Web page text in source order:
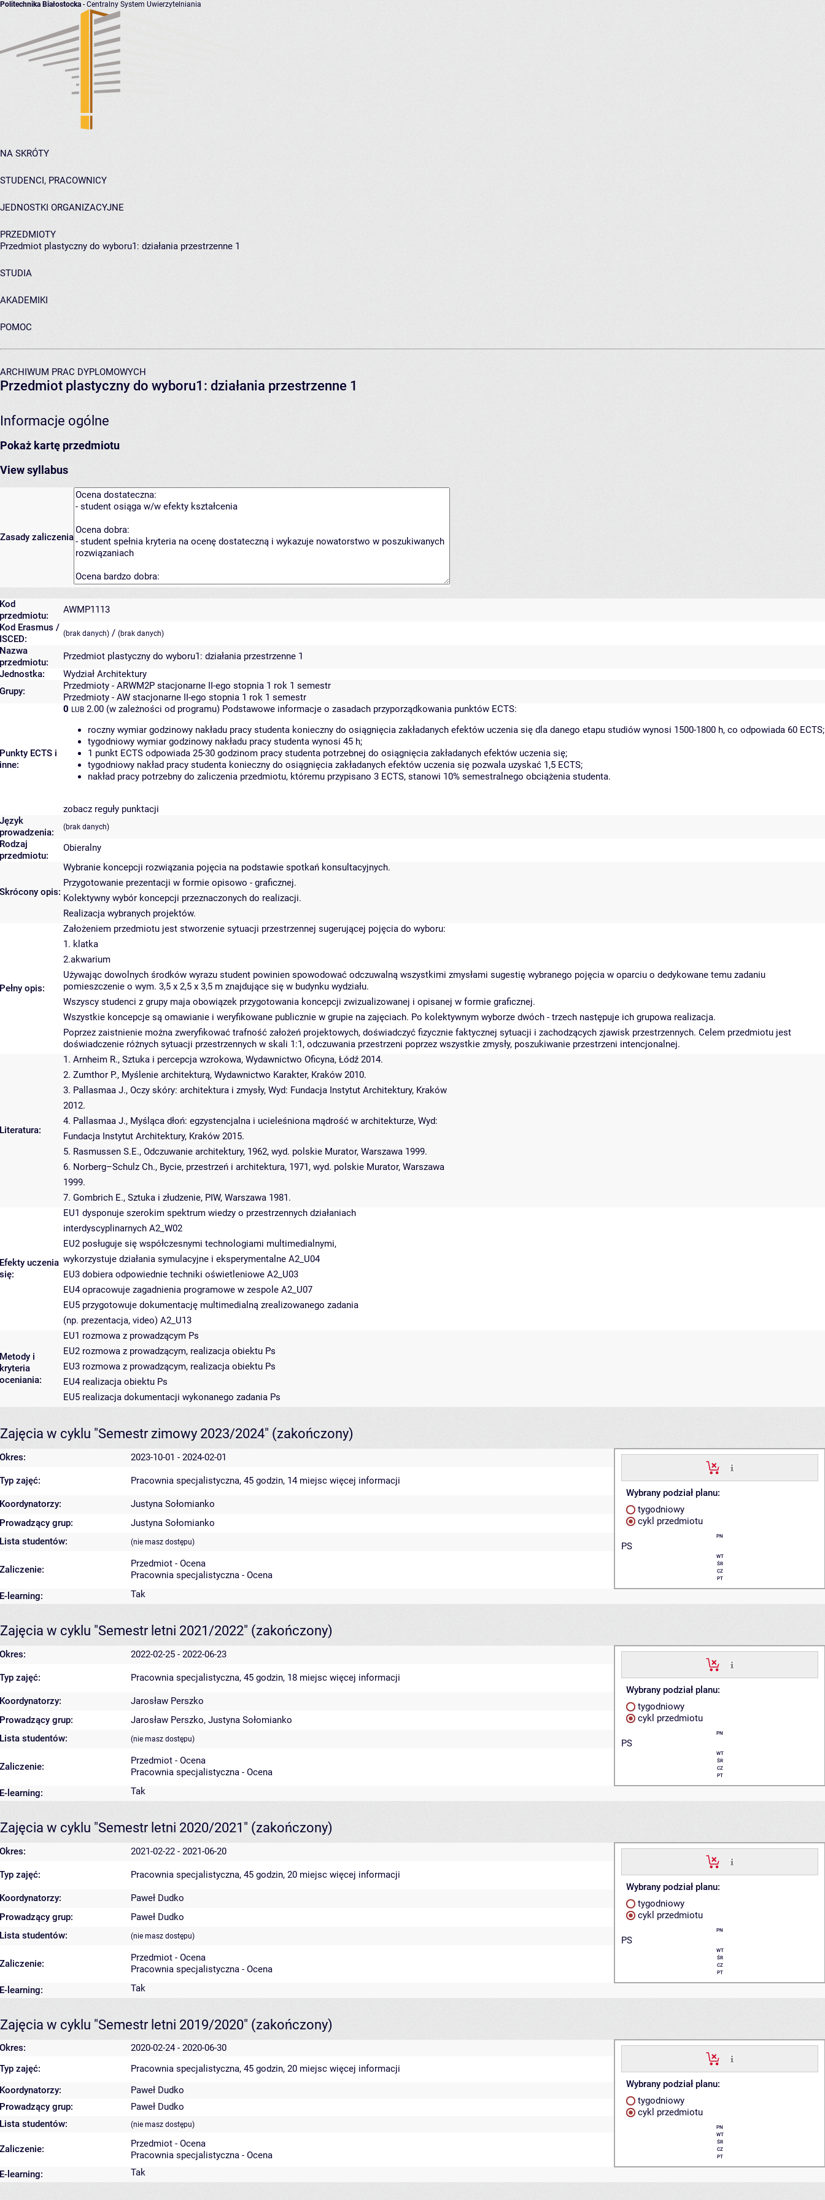
Politechnika Białostocka - Centralny System Uwierzytelniania
NA SKRÓTY
STUDENCI, PRACOWNICY
JEDNOSTKI ORGANIZACYJNE
PRZEDMIOTY
Przedmiot plastyczny do wyboru1: działania przestrzenne 1
STUDIA
AKADEMIKI
POMOC
ARCHIWUM PRAC DYPLOMOWYCH
Przedmiot plastyczny do wyboru1: działania przestrzenne 1
Informacje ogólne
Pokaż kartę przedmiotu
View syllabus
Zasady zaliczenia
Kod
przedmiotu:
AWMP1113
Kod Erasmus /
ISCED:
(brak danych) / (brak danych)
Nazwa
przedmiotu:
Przedmiot plastyczny do wyboru1: działania przestrzenne 1
Jednostka:
Wydział Architektury
Grupy:
Przedmioty - ARWM2P stacjonarne II-ego stopnia 1 rok 1 semestr
Przedmioty - AW stacjonarne II-ego stopnia 1 rok 1 semestr
Punkty ECTS i
inne:
0 LUB 2.00 (w zależności od programu) Podstawowe informacje o zasadach przyporządkowania punktów ECTS:
roczny wymiar godzinowy nakładu pracy studenta konieczny do osiągnięcia zakładanych efektów uczenia się dla danego etapu studiów wynosi 1500-1800 h, co odpowiada 60 ECTS;
tygodniowy wymiar godzinowy nakładu pracy studenta wynosi 45 h;
1 punkt ECTS odpowiada 25-30 godzinom pracy studenta potrzebnej do osiągnięcia zakładanych efektów uczenia się;
tygodniowy nakład pracy studenta konieczny do osiągnięcia zakładanych efektów uczenia się pozwala uzyskać 1,5 ECTS;
nakład pracy potrzebny do zaliczenia przedmiotu, któremu przypisano 3 ECTS, stanowi 10% semestralnego obciążenia studenta.
zobacz reguły punktacji
Język
prowadzenia:
(brak danych)
Rodzaj
przedmiotu:
Obieralny
Skrócony opis:
Wybranie koncepcji rozwiązania pojęcia na podstawie spotkań konsultacyjnych.
Przygotowanie prezentacji w formie opisowo - graficznej.
Kolektywny wybór koncepcji przeznaczonych do realizacji.
Realizacja wybranych projektów.
Pełny opis:
Założeniem przedmiotu jest stworzenie sytuacji przestrzennej sugerującej pojęcia do wyboru:
1. klatka
2.akwarium
Używając dowolnych środków wyrazu student powinien spowodować odczuwalną wszystkimi zmysłami sugestię wybranego pojęcia w oparciu o dedykowane temu zadaniu
pomieszczenie o wym. 3,5 x 2,5 x 3,5 m znajdujące się w budynku wydziału.
Wszyscy studenci z grupy maja obowiązek przygotowania koncepcji zwizualizowanej i opisanej w formie graficznej.
Wszystkie koncepcje są omawianie i weryfikowane publicznie w grupie na zajęciach. Po kolektywnym wyborze dwóch - trzech następuje ich grupowa realizacja.
Poprzez zaistnienie można zweryfikować trafność założeń projektowych, doświadczyć fizycznie faktycznej sytuacji i zachodzących zjawisk przestrzennych. Celem przedmiotu jest
doświadczenie różnych sytuacji przestrzennych w skali 1:1, odczuwania przestrzeni poprzez wszystkie zmysły, poszukiwanie przestrzeni intencjonalnej.
Literatura:
1. Arnheim R., Sztuka i percepcja wzrokowa, Wydawnictwo Oficyna, Łódź 2014.
2. Zumthor P., Myślenie architekturą, Wydawnictwo Karakter, Kraków 2010.
3. Pallasmaa J., Oczy skóry: architektura i zmysły, Wyd: Fundacja Instytut Architektury, Kraków
2012.
4. Pallasmaa J., Myśląca dłoń: egzystencjalna i ucieleśniona mądrość w architekturze, Wyd:
Fundacja Instytut Architektury, Kraków 2015.
5. Rasmussen S.E., Odczuwanie architektury, 1962, wyd. polskie Murator, Warszawa 1999.
6. Norberg–Schulz Ch., Bycie, przestrzeń i architektura, 1971, wyd. polskie Murator, Warszawa
1999.
7. Gombrich E., Sztuka i złudzenie, PIW, Warszawa 1981.
Efekty uczenia
się:
EU1 dysponuje szerokim spektrum wiedzy o przestrzennych działaniach
interdyscyplinarnych A2_W02
EU2 posługuje się współczesnymi technologiami multimedialnymi,
wykorzystuje działania symulacyjne i eksperymentalne A2_U04
EU3 dobiera odpowiednie techniki oświetleniowe A2_U03
EU4 opracowuje zagadnienia programowe w zespole A2_U07
EU5 przygotowuje dokumentację multimedialną zrealizowanego zadania
(np. prezentacja, video) A2_U13
Metody i
kryteria
oceniania:
EU1 rozmowa z prowadzącym Ps
EU2 rozmowa z prowadzącym, realizacja obiektu Ps
EU3 rozmowa z prowadzącym, realizacja obiektu Ps
EU4 realizacja obiektu Ps
EU5 realizacja dokumentacji wykonanego zadania Ps
Zajęcia w cyklu "Semestr zimowy 2023/2024" (zakończony)
Okres: 2023-10-01 - 2024-02-01
Wybrany podział planu:
tygodniowy
cykl przedmiotu
PN
PS
WT
ŚR
CZ
PT
Typ zajęć: Pracownia specjalistyczna, 45 godzin, 14 miejsc więcej informacji
Koordynatorzy:
Justyna Sołomianko
Prowadzący grup:
Justyna Sołomianko
Lista studentów:
(nie masz dostępu)
Zaliczenie:
Przedmiot - Ocena
Pracownia specjalistyczna - Ocena
E-learning:
Tak
Zajęcia w cyklu "Semestr letni 2021/2022" (zakończony)
Okres: 2022-02-25 - 2022-06-23
Wybrany podział planu:
tygodniowy
cykl przedmiotu
PN
PS
WT
ŚR
CZ
PT
Typ zajęć: Pracownia specjalistyczna, 45 godzin, 18 miejsc więcej informacji
Koordynatorzy:
Jarosław Perszko
Prowadzący grup:
Jarosław Perszko, Justyna Sołomianko
Lista studentów:
(nie masz dostępu)
Zaliczenie:
Przedmiot - Ocena
Pracownia specjalistyczna - Ocena
E-learning:
Tak
Zajęcia w cyklu "Semestr letni 2020/2021" (zakończony)
Okres: 2021-02-22 - 2021-06-20
Wybrany podział planu:
tygodniowy
cykl przedmiotu
PN
PS
WT
ŚR
CZ
PT
Typ zajęć: Pracownia specjalistyczna, 45 godzin, 20 miejsc więcej informacji
Koordynatorzy:
Paweł Dudko
Prowadzący grup:
Paweł Dudko
Lista studentów:
(nie masz dostępu)
Zaliczenie:
Przedmiot - Ocena
Pracownia specjalistyczna - Ocena
E-learning:
Tak
Zajęcia w cyklu "Semestr letni 2019/2020" (zakończony)
Okres: 2020-02-24 - 2020-06-30
Wybrany podział planu:
tygodniowy
cykl przedmiotu
PN
WT
ŚR
CZ
PT
Typ zajęć: Pracownia specjalistyczna, 45 godzin, 20 miejsc więcej informacji
Koordynatorzy:
Paweł Dudko
Prowadzący grup:
Paweł Dudko
Lista studentów:
(nie masz dostępu)
Zaliczenie:
Przedmiot - Ocena
Pracownia specjalistyczna - Ocena
E-learning:
Tak